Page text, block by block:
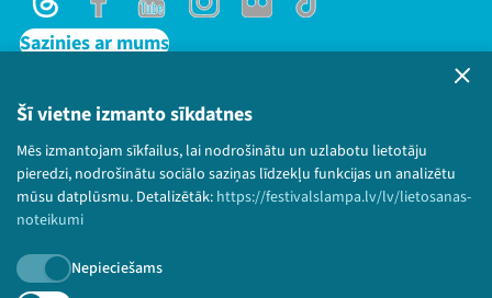
Šī vietne izmanto sīkdatnes
Mēs izmantojam sīkfailus, lai nodrošinātu un uzlabotu lietotāju
pieredzi, nodrošinātu sociālo saziņas līdzekļu funkcijas un analizētu
mūsu datplūsmu. Detalizētāk: https://festivalslampa.lv/lv/lietosanas-
noteikumi
Nepieciešams
ThreadsFacebookYoutubeInstagram
Flick TikTok
Sazinies ar mums
Lietošanas noteikumi un sīkdatņu politika
Bērnu aizsardzības politika
© 2026 Sarunu festivāls LAMPA Visas tiesības
paturētas.